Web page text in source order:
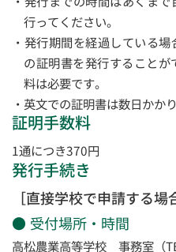
行ってください。
発行期間を経過している
の証明書を発行すること
料は必要です。
英文での証明書は数日かかり
証明手数料
1通につき370円
発行手続き
［直接学校で申請する場
受付場所・時間
高松農業高等学校 事務室（